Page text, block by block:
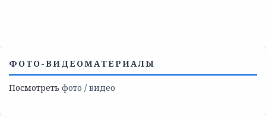
ФОТО-ВИДЕОМАТЕРИАЛЫ
Посмотреть фото / видео